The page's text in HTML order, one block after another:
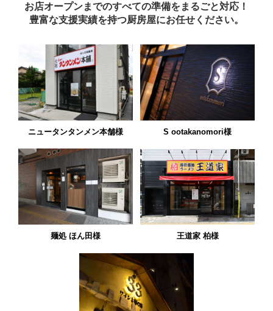
お店オープンまでのすべての準備をまるごと対応！
豊富な支援実績を持つ厨房屋にお任せください。
ニュータンタンメン本舗様 S ootakanomori様
麺処 ほん田様 王道家 柏様